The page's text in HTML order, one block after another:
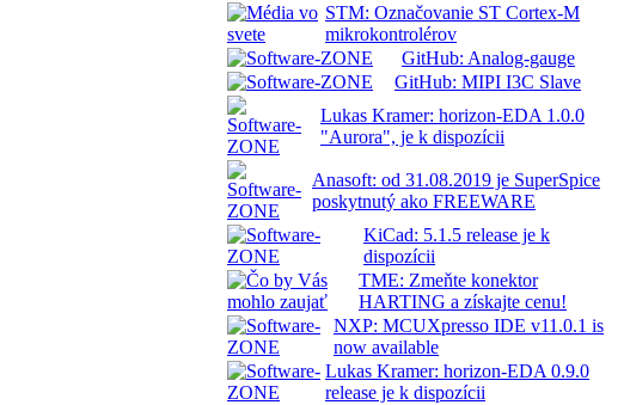
STM: Označovanie ST Cortex-M
mikrokontrolérov
GitHub: Analog-gauge
GitHub: MIPI I3C Slave
Lukas Kramer: horizon-EDA 1.0.0
"Aurora", je k dispozícii
Anasoft: od 31.08.2019 je SuperSpice
poskytnutý ako FREEWARE
KiCad: 5.1.5 release je k
dispozícii
TME: Zmeňte konektor
HARTING a získajte cenu!
NXP: MCUXpresso IDE v11.0.1 is
now available
Lukas Kramer: horizon-EDA 0.9.0
release je k dispozícii